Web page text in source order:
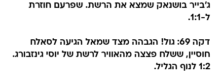
ג'בייר בושנאק שמצא את הרשת. שפרעם חוזרת
ל-1:1.
דקה 69: גול! הגבהה מצד שמאל הגיעה לסאלח
חוסיין, ששלח פצצה מהאוויר לרשת של יוסי גינזבורג.
1:2 לנוף הגליל.